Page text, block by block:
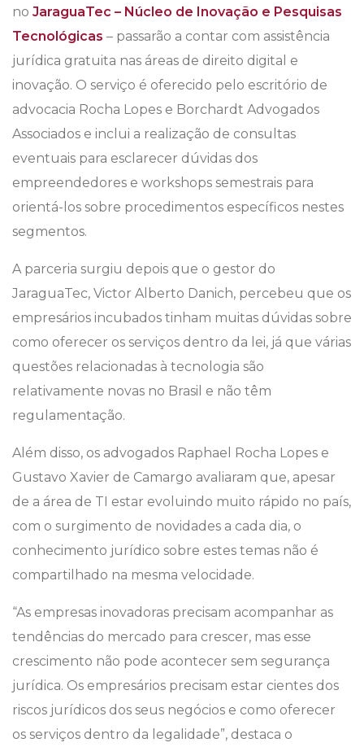
no JaraguaTec – Núcleo de Inovação e Pesquisas
Tecnológicas – passarão a contar com assistência
jurídica gratuita nas áreas de direito digital e
inovação. O serviço é oferecido pelo escritório de
advocacia Rocha Lopes e Borchardt Advogados
Associados e inclui a realização de consultas
eventuais para esclarecer dúvidas dos
empreendedores e workshops semestrais para
orientá-los sobre procedimentos específicos nestes
segmentos.
A parceria surgiu depois que o gestor do
JaraguaTec, Victor Alberto Danich, percebeu que os
empresários incubados tinham muitas dúvidas sobre
como oferecer os serviços dentro da lei, já que várias
questões relacionadas à tecnologia são
relativamente novas no Brasil e não têm
regulamentação.
Além disso, os advogados Raphael Rocha Lopes e
Gustavo Xavier de Camargo avaliaram que, apesar
de a área de TI estar evoluindo muito rápido no país,
com o surgimento de novidades a cada dia, o
conhecimento jurídico sobre estes temas não é
compartilhado na mesma velocidade.
“As empresas inovadoras precisam acompanhar as
tendências do mercado para crescer, mas esse
crescimento não pode acontecer sem segurança
jurídica. Os empresários precisam estar cientes dos
riscos jurídicos dos seus negócios e como oferecer
os serviços dentro da legalidade”, destaca o